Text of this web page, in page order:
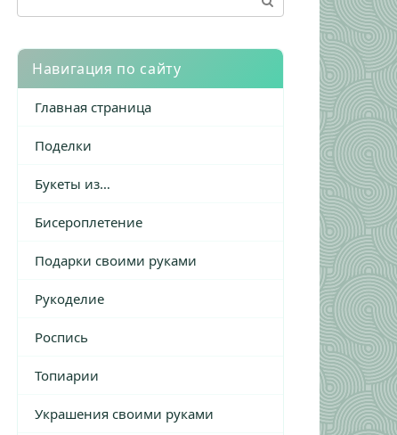
Навигация по сайту
Главная страница
Поделки
Букеты из…
Бисероплетение
Подарки своими руками
Рукоделие
Роспись
Топиарии
Украшения своими руками